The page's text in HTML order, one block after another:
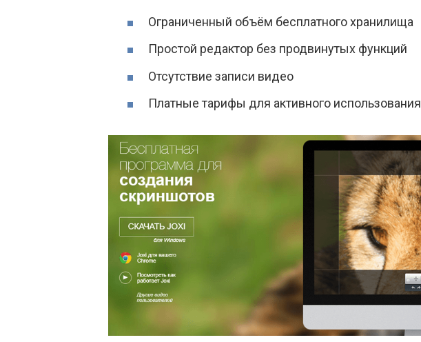
Ограниченный объём бесплатного хранилища
Простой редактор без продвинутых функций
Отсутствие записи видео
Платные тарифы для активного использования